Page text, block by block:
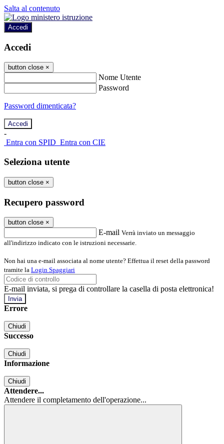
Salta al contenuto
Accedi
Accedi
button close ×
Nome Utente
Password
Password dimenticata?
-
Entra con SPID Entra con CIE
Seleziona utente
button close ×
Recupero password
button close ×
E-mail Verrà inviato un messaggio
all'indirizzo indicato con le istruzioni necessarie.
Non hai una e-mail associata al nome utente? Effettua il reset della password
tramite la Login Spaggiari
E-mail inviata, si prega di controllare la casella di posta elettronica!
Errore
Chiudi
Successo
Chiudi
Informazione
Chiudi
Attendere...
Attendere il completamento dell'operazione...